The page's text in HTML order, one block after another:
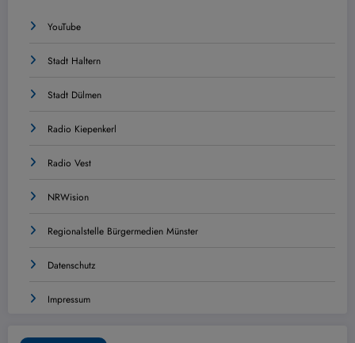
YouTube
Stadt Haltern
Stadt Dülmen
Radio Kiepenkerl
Radio Vest
NRWision
Regionalstelle Bürgermedien Münster
Datenschutz
Impressum